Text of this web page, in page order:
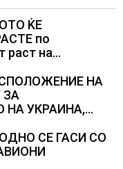
ЌЕ
по
раст на
НА
ЗА
НА УКРАИНА,
Германија
СЕ ГАСИ СО